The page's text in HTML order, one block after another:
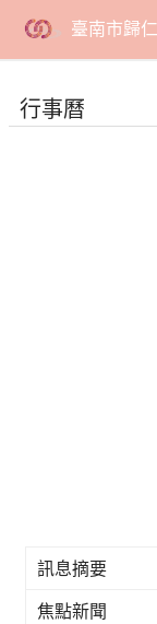
主
容
臺南市歸
行事曆
訊息摘要
焦點新聞